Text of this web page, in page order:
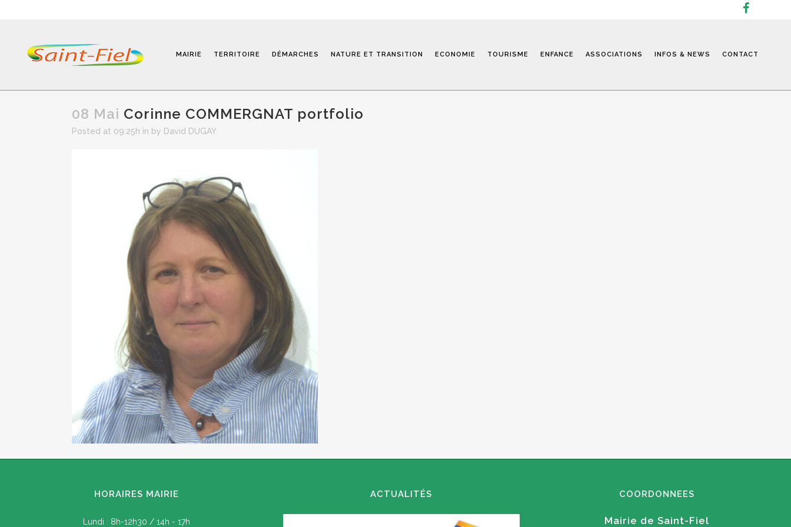
MAIRIE TERRITOIRE DÉMARCHES NATURE ET TRANSITION ECONOMIE TOURISME ENFANCE
Modalités D’inscription
Séjours
ASSOCIATIONS INFOS & NEWS CONTACT
08 Mai Corinne COMMERGNAT portfolio
Posted at 09:25h in by David DUGAY
HORAIRES MAIRIE
Lundi : 8h-12h30 / 14h - 17h
ACTUALITÉS COORDONNEES
Mairie de Saint-Fiel